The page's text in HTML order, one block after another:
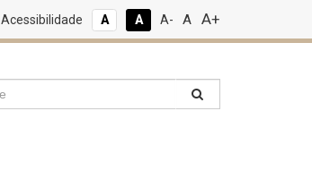
Acessibilidade A A A- A A+